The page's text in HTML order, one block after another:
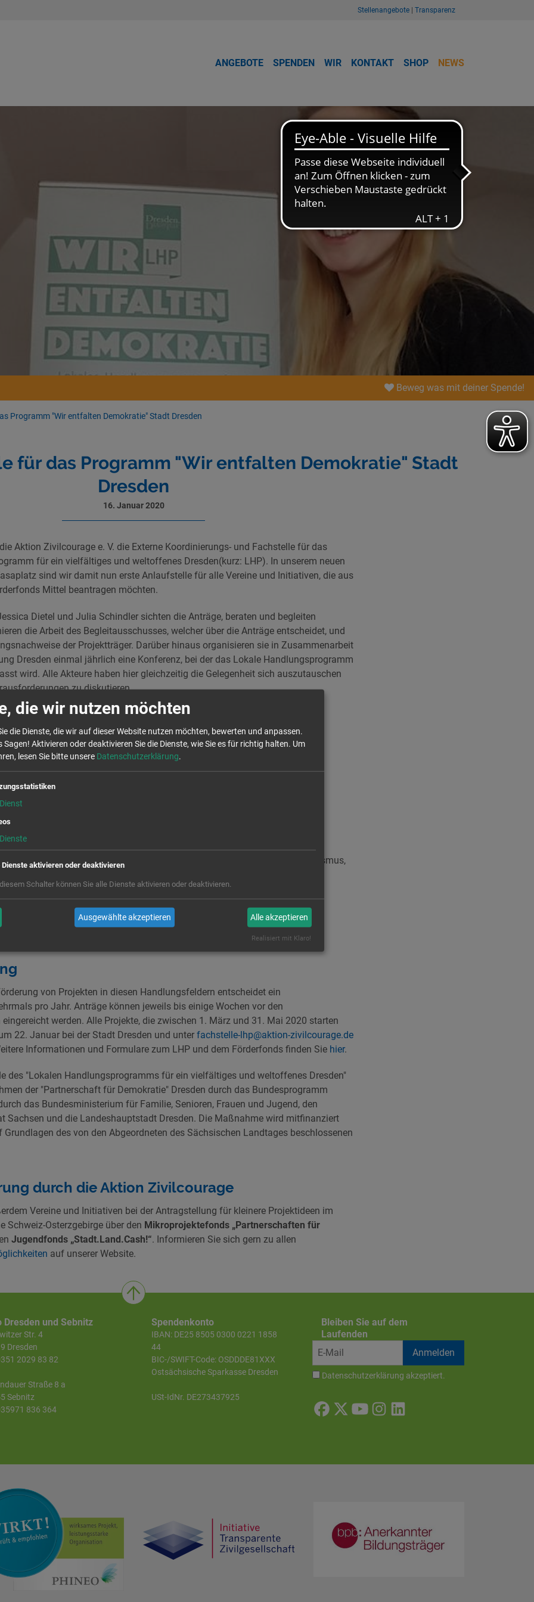
Stellenangebote Transparenz
ANGEBOTE SPENDEN WIR KONTAKT SHOP NEWS
Beweg was mit deiner Spende!
Programm "Wir entfalten Demokratie" Stadt Dresden
für das Programm "Wir entfalten Demokratie" Stadt
Dresden
16. Januar 2020
Aktion Zivilcourage e. V. die Externe Koordinierungs- und Fachstelle für das
für ein vielfältiges und weltoffenes Dresden(kurz: LHP). In unserem neuen
sind wir damit nun erste Anlaufstelle für alle Vereine und Initiativen, die aus
Mittel beantragen möchten.
Dietel und Julia Schindler sichten die Anträge, beraten und begleiten
die Arbeit des Begleitausschusses, welcher über die Anträge entscheidet, und
der Projektträger. Darüber hinaus organisieren sie in Zusammenarbeit
Dresden einmal jährlich eine Konferenz, bei der das Lokale Handlungsprogramm
wird. Alle Akteure haben hier gleichzeitig die Gelegenheit sich auszutauschen
zu diskutieren.
des Programms
Titel „Wir entfalten Demokratie“ im Lokalen Handlungsprogramm das Ziel
Respekt und Wertschätzung gelebt werden.
des Programms liegen in:
demokratischen Gemeinwesens,
Erscheinungsformen Gruppenbezogener Menschenfeindlichkeit (z. B. Rassismus,
Homophobie und andere),
politischer sowie historisch-politischer Bildung und
gesamtgesellschaftlicher Integration hin zu einer inklusiven Gesellschaft.
von Projekten in diesen Handlungsfeldern entscheidet ein
pro Jahr. Anträge können jeweils bis einige Wochen vor den
werden. Alle Projekte, die zwischen 1. März und 31. Mai 2020 starten
22. Januar bei der Stadt Dresden und unter fachstelle-lhp@aktion-zivilcourage.de
Informationen und Formulare zum LHP und dem Förderfonds finden Sie hier.
des "Lokalen Handlungsprogramms für ein vielfältiges und weltoffenes Dresden"
der "Partnerschaft für Demokratie" Dresden durch das Bundesprogramm
das Bundesministerium für Familie, Senioren, Frauen und Jugend, den
Sachsen und die Landeshauptstadt Dresden. Die Maßnahme wird mitfinanziert
des von den Abgeordneten des Sächsischen Landtages beschlossenen
durch die Aktion Zivilcourage
Vereine und Initiativen bei der Antragstellung für kleinere Projektideen im
Schweiz-Osterzgebirge über den Mikroprojektefonds „Partnerschaften für
Jugendfonds „Stadt.Land.Cash!“. Informieren Sie sich gern zu allen
auf unserer Website.
Dresden und Sebnitz
Str. 4
Dresden
2029 83 82
Straße 8 a
Sebnitz
836 364
Spendenkonto
IBAN: DE25 8505 0300 0221 1858
44
BIC-/SWIFT-Code: OSDDDE81XXX
Ostsächsische Sparkasse Dresden
USt-IdNr. DE273437925
Bleiben Sie auf dem
Laufenden
Datenschutzerklärung akzeptiert.
die wir nutzen möchten
die Dienste, die wir auf dieser Website nutzen möchten, bewerten und anpassen.
Sagen! Aktivieren oder deaktivieren Sie die Dienste, wie Sie es für richtig halten. Um
lesen Sie bitte unsere Datenschutzerklärung.
Dienst
Dienste
Dienste aktivieren oder deaktivieren
Schalter können Sie alle Dienste aktivieren oder deaktivieren.
Ausgewählte akzeptieren Alle akzeptieren
Realisiert mit Klaro!